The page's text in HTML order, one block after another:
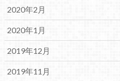
2020年2月
2020年1月
2019年12月
2019年11月